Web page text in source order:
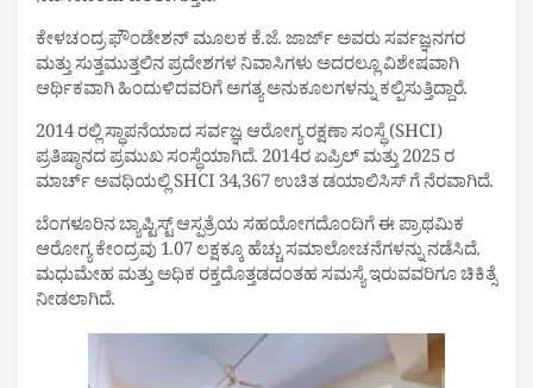
ಕೇಳಚಂದ್ರ ಫೌಂಡೇಶನ್ ಮೂಲಕ ಕೆ.ಜೆ. ಜಾರ್ಜ್ ಅವರು ಸರ್ವಜ್ಞನಗರ
ಮತ್ತು ಸುತ್ತಮುತ್ತಲಿನ ಪ್ರದೇಶಗಳ ನಿವಾಸಿಗಳು ಅದರಲ್ಲೂ ವಿಶೇಷವಾಗಿ
ಆರ್ಥಿಕವಾಗಿ ಹಿಂದುಳಿದವರಿಗೆ ಅಗತ್ಯ ಅನುಕೂಲಗಳನ್ನು ಕಲ್ಪಿಸುತ್ತಿದ್ದಾರೆ.
2014 ರಲ್ಲಿ ಸ್ಥಾಪನೆಯಾದ ಸರ್ವಜ್ಞ ಆರೋಗ್ಯ ರಕ್ಷಣಾ ಸಂಸ್ಥೆ (SHCI)
ಪ್ರತಿಷ್ಠಾನದ ಪ್ರಮುಖ ಸಂಸ್ಥೆಯಾಗಿದೆ. 2014ರ ಏಪ್ರಿಲ್ ಮತ್ತು 2025 ರ
ಮಾರ್ಚ್ ಅವಧಿಯಲ್ಲಿ SHCI 34,367 ಉಚಿತ ಡಯಾಲಿಸಿಸ್ ಗೆ ನೆರವಾಗಿದೆ.
ಬೆಂಗಳೂರಿನ ಬ್ಯಾಪ್ಟಿಸ್ಟ್ ಆಸ್ಪತ್ರೆಯ ಸಹಯೋಗದೊಂದಿಗೆ ಈ ಪ್ರಾಥಮಿಕ
ಆರೋಗ್ಯ ಕೇಂದ್ರವು 1.07 ಲಕ್ಷಕ್ಕೂ ಹೆಚ್ಚು ಸಮಾಲೋಚನೆಗಳನ್ನು ನಡೆಸಿದೆ.
ಮಧುಮೇಹ ಮತ್ತು ಅಧಿಕ ರಕ್ತದೊತ್ತಡದಂತಹ ಸಮಸ್ಯೆ ಇರುವವರಿಗೂ ಚಿಕಿತ್ಸೆ
ನೀಡಲಾಗಿದೆ.